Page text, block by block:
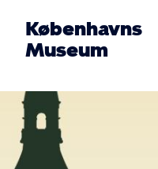
hovedindhold
Københavns
Museum
Billede